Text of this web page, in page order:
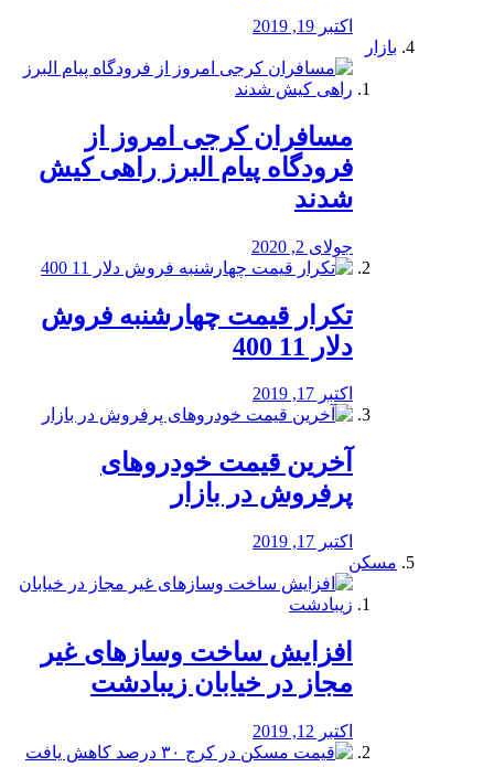
اکتبر 19, 2019
بازار
مسافران کرجی امروز از
فرودگاه پیام البرز راهی کیش
شدند
جولای 2, 2020
تکرار قیمت چهارشنبه فروش
دلار 11 400
اکتبر 17, 2019
آخرین قیمت خودرو‌های
پرفروش در بازار
اکتبر 17, 2019
مسکن
افزایش ساخت وسازهای غیر
مجاز در خیابان زیبادشت
اکتبر 12, 2019